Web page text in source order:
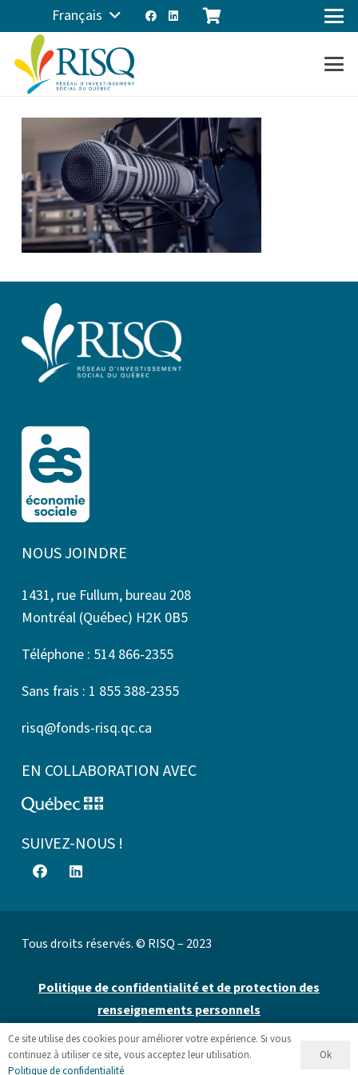
Français
NOUS JOINDRE
1431, rue Fullum, bureau 208
Montréal (Québec) H2K 0B5
Téléphone : 514 866-2355
Sans frais : 1 855 388-2355
risq@fonds-risq.qc.ca
EN COLLABORATION AVEC
SUIVEZ-NOUS !
Tous droits réservés. © RISQ – 2023
Politique de confidentialité et de protection des
renseignements personnels
Site web par 👉 Cinetic
Ce site utilise des cookies pour améliorer votre expérience. Si vous
continuez à utiliser ce site, vous acceptez leur utilisation.
Politique de confidentialité
Ok